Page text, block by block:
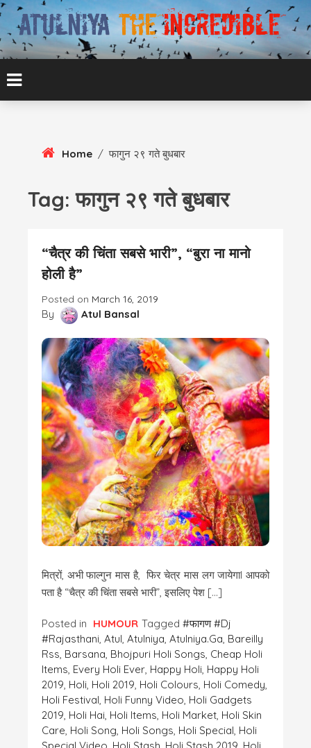
Skip
Content
ATULNIYA THE
INCREDIBLE
ATUL BANSAL AGRA
Home / फागुन २९ गते बुधबार
Tag:फागुन २९ गते बुधबार
“चैत्र की चिंता सबसे भारी”, “बुरा ना मानो
होली है”
Posted on March 16, 2019
By Atul Bansal
मित्रों, अभी फाल्गुन मास है, फिर चेत्र मास लग जायेगाI आपको
पता है “चैत्र की चिंता सबसे भारी”, इसलिए पेश […]
Posted in HUMOUR Tagged #फागण #dj
#rajasthani, Atul, Atulniya, Atulniya.ga, Bareilly
Rss, Barsana, Bhojpuri Holi Songs, Cheap Holi
Items, Every Holi Ever, Happy Holi, Happy Holi
2019, Holi, Holi 2019, Holi Colours, Holi Comedy,
Holi Festival, Holi Funny Video, Holi Gadgets
2019, Holi Hai, Holi Items, Holi Market, Holi Skin
Care, Holi Song, Holi Songs, Holi Special, Holi